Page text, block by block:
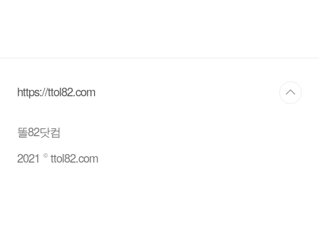
https://ttol82.com
똘82닷컴
2021 © ttol82.com